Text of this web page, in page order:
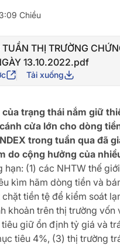
Chiều
TUẦN THỊ TRƯỜNG
13.10.2022.pdf
Tải xuống
trạng thái nắm giữ
cửa lớn cho dòng
trong tuần qua đã
do cộng hưởng của
hạn: (1) các NHTW thế
kìm hãm dòng tiền và
tiền tệ để kiểm soát
khoản trên thị trường vốn
giữ ổn định tỷ giá và
tiêu 4%, (3) thị trường